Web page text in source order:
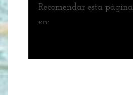
Recomendar esta página
en: